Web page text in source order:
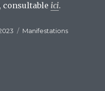
consultable ici.
Catégories
Manifestations